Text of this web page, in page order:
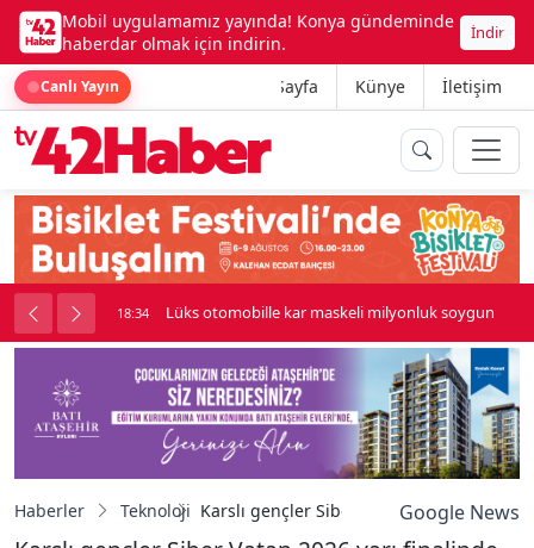
Mobil uygulamamız yayında! Konya gündeminde
haberdar olmak için indirin.
İndir
Canlı Yayın Ana Sayfa Künye İletişim
kavga çıktı 18:34 Lüks otomobille kar maskeli milyonluk soygun
Haberler Teknoloji Karslı gençler Siber Vatan 2026 yarı
Google News